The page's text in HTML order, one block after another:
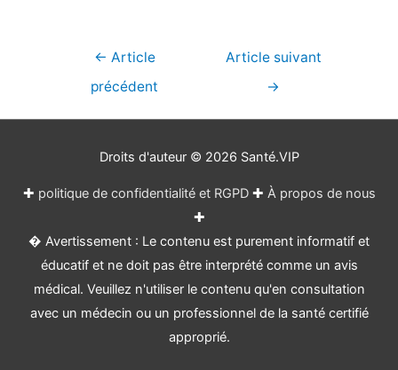
Navigation
← Article
précédent
Article suivant
→
Droits d'auteur © 2026 Santé.VIP
✚ politique de confidentialité et RGPD✚ À propos de nous
✚
� Avertissement : Le contenu est purement informatif et
éducatif et ne doit pas être interprété comme un avis
médical. Veuillez n'utiliser le contenu qu'en consultation
avec un médecin ou un professionnel de la santé certifié
approprié.